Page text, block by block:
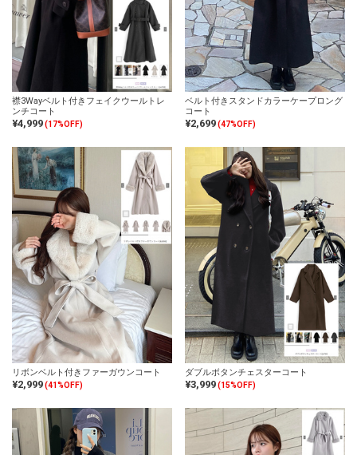
襟3Wayベルト付きフェイクウールトレ
ンチコート
¥4,999(17%OFF)
ベルト付きスタンドカラーケープロング
コート
¥2,699(47%OFF)
リボンベルト付きファーガウンコート
¥2,999(41%OFF)
ダブルボタンチェスターコート
¥3,999(15%OFF)